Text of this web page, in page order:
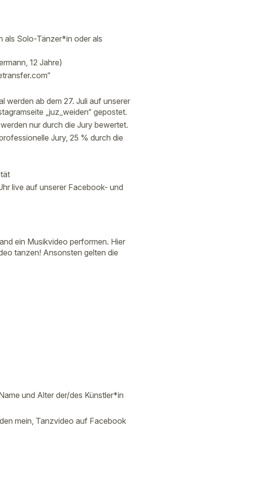
als Solo-Tänzer*in oder als
12 Jahre)
werden ab dem 27. Juli auf unserer
„juz_weiden“ gepostet.
nur durch die Jury bewertet.
Jury, 25 % durch die
live auf unserer Facebook- und
ein Musikvideo performen. Hier
tanzen! Ansonsten gelten die
und Alter der/des Künstler*in
mein, Tanzvideo auf Facebook